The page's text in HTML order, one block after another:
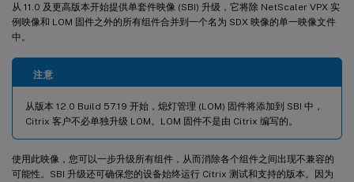
从 11.0 及更高版本开始提供单套件映像 (SBI) 升级，它将除 NetScaler VPX 实
例映像和 LOM 固件之外的所有组件合并到一个名为 SDX 映像的单一映像文件
中。
注意
从版本 12.0 Build 57.19 开始，熄灯管理 (LOM) 固件将添加到 SBI 中，
Citrix 客户不必单独升级 LOM。LOM 固件不是由 Citrix 编写的。
使用此映像，您可以一步升级所有组件，从而消除各个组件之间出现不兼容的
可能性。SBI 升级还可确保您的设备始终运行 Citrix 测试和支持的版本。因为